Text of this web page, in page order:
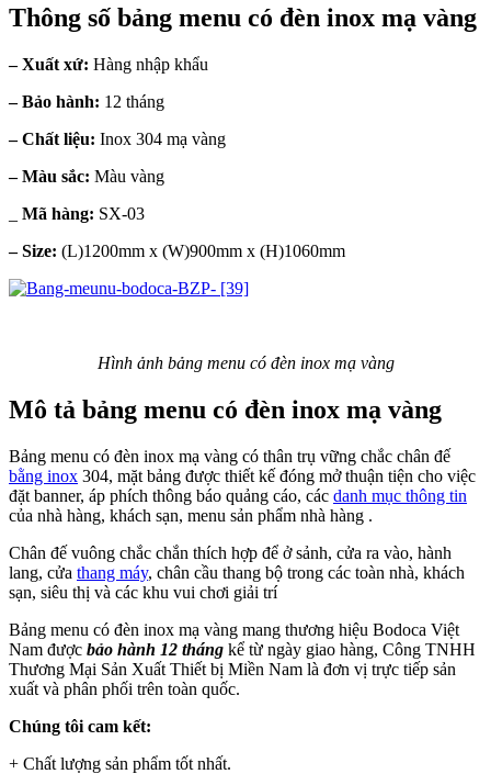
Thông số bảng menu có đèn inox mạ vàng
– Xuất xứ: Hàng nhập khẩu
– Bảo hành: 12 tháng
– Chất liệu: Inox 304 mạ vàng
– Màu sắc: Màu vàng
Mã hàng: SX-03
– Size: (L)1200mm x (W)900mm x (H)1060mm
Hình ảnh bảng menu có đèn inox mạ vàng
Mô tả bảng menu có đèn inox mạ vàng
Bảng menu có đèn inox mạ vàng có thân trụ vững chắc chân đế
bằng inox 304, mặt bảng được thiết kế đóng mở thuận tiện cho việc
đặt banner, áp phích thông báo quảng cáo, các danh mục thông tin
của nhà hàng, khách sạn, menu sản phẩm nhà hàng .
Chân đế vuông chắc chắn thích hợp để ở sảnh, cửa ra vào, hành
lang, cửa thang máy, chân cầu thang bộ trong các toàn nhà, khách
sạn, siêu thị và các khu vui chơi giải trí
Bảng menu có đèn inox mạ vàng mang thương hiệu Bodoca Việt
Nam được bảo hành 12 tháng kể từ ngày giao hàng, Công TNHH
Thương Mại Sản Xuất Thiết bị Miền Nam là đơn vị trực tiếp sản
xuất và phân phối trên toàn quốc.
Chúng tôi cam kết:
+ Chất lượng sản phẩm tốt nhất.